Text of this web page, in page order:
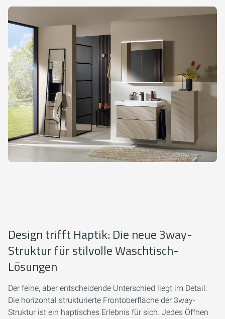
Design trifft Haptik: Die neue 3way-
Struktur für stilvolle Waschtisch-
Lösungen
Der feine, aber entscheidende Unterschied liegt im Detail:
Die horizontal strukturierte Frontoberfläche der 3way-
Struktur ist ein haptisches Erlebnis für sich. Jedes Öffnen